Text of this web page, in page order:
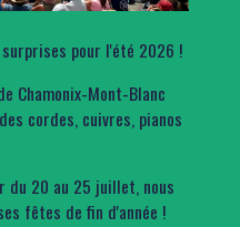
pour l'été 2026 !
Chamonix-Mont-Blanc
cordes, cuivres, pianos
du 20 au 25 juillet, nous
fêtes de fin d'année !